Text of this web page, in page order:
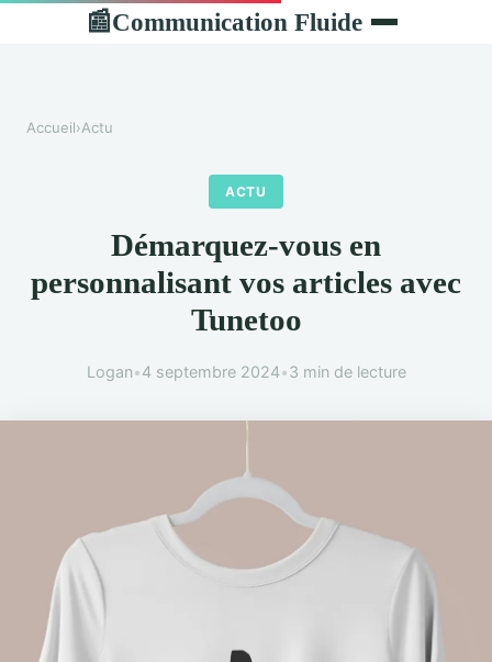
📰Communication Fluide
Accueil›Actu
ACTU
Démarquez-vous en
personnalisant vos articles avec
Tunetoo
Logan•4 septembre 2024•3 min de lecture